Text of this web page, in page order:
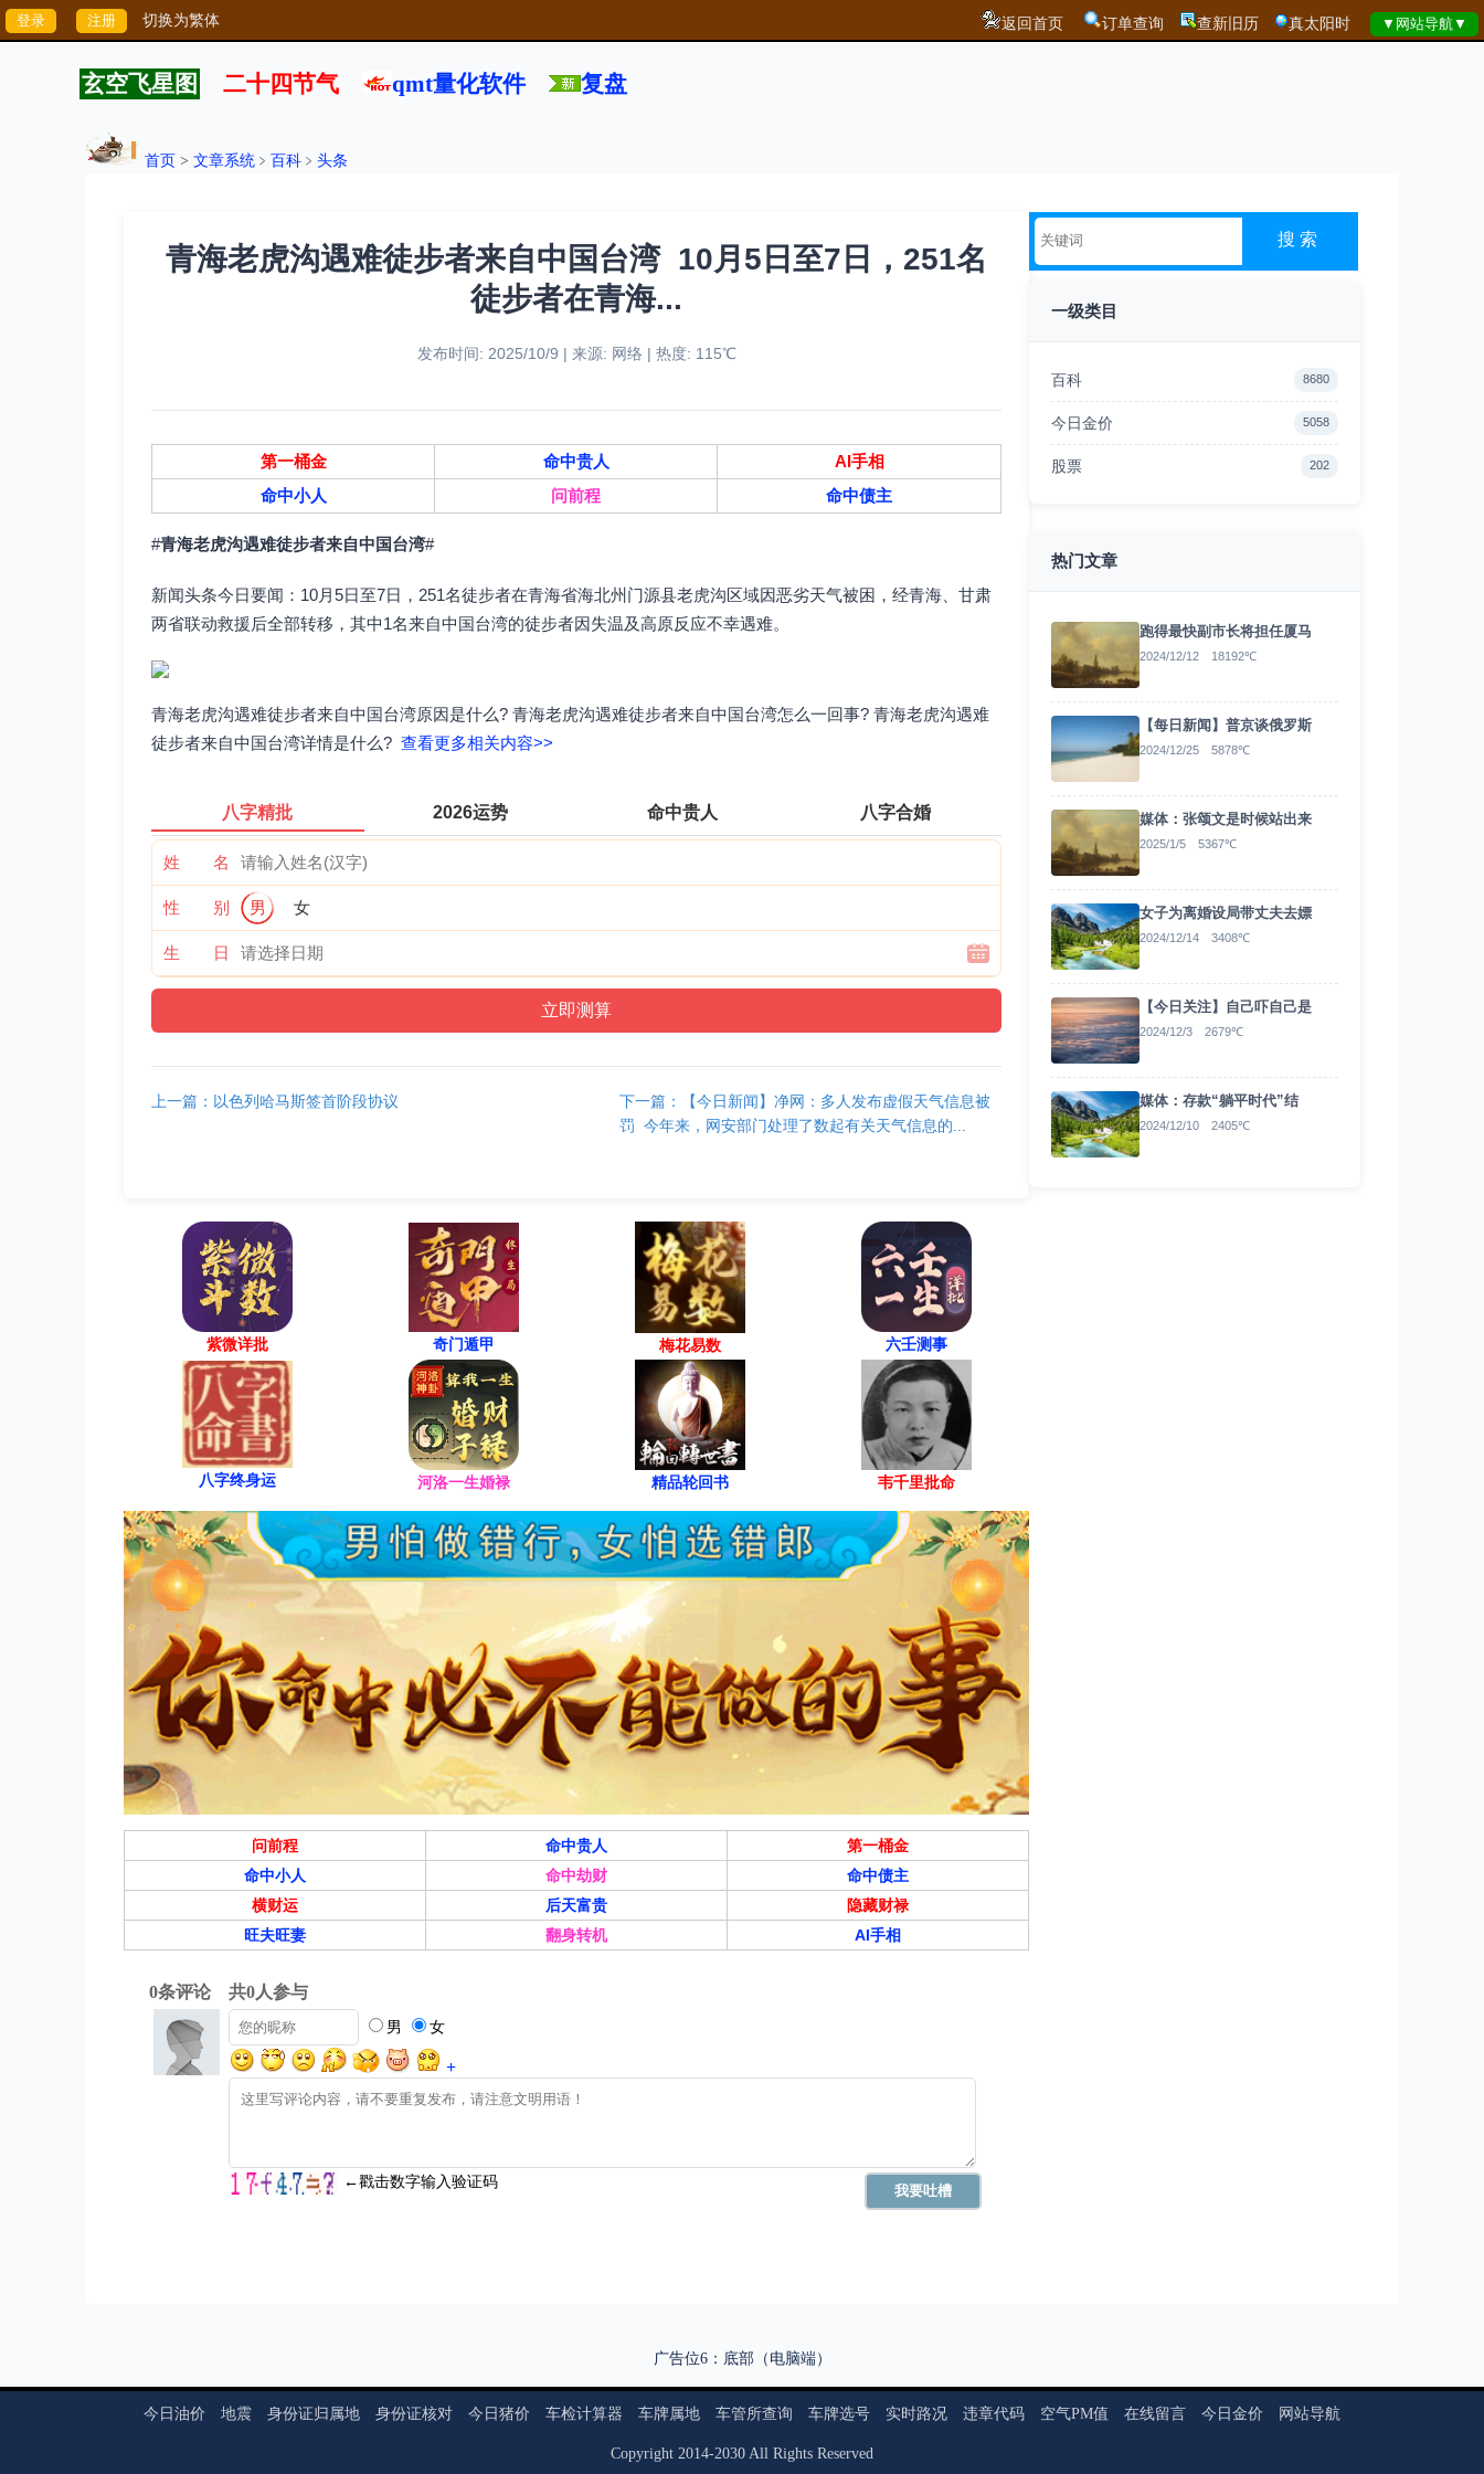
切换为繁体 返回首页 订单查询 查新旧历 真太阳时
玄空飞星图 二十四节气 qmt量化软件 复盘
首页 > 文章系统 ﹥ 百科 ﹥ 头条
青海老虎沟遇难徒步者来自中国台湾 10月5日至7日，251名
徒步者在青海...
发布时间: 2025/10/9 | 来源: 网络 | 热度: 115℃
第一桶金 命中贵人
AI手相
命中小人
问前程 命中债主
#青海老虎沟遇难徒步者来自中国台湾#
新闻头条今日要闻：10月5日至7日，251名徒步者在青海省海北州门源县老虎沟区域因恶劣天气被困，经青海、甘肃
两省联动救援后全部转移，其中1名来自中国台湾的徒步者因失温及高原反应不幸遇难。
青海老虎沟遇难徒步者来自中国台湾原因是什么? 青海老虎沟遇难徒步者来自中国台湾怎么一回事? 青海老虎沟遇难
徒步者来自中国台湾详情是什么? 查看更多相关内容>>
八字精批 2026运势 命中贵人 八字合婚
姓 名
性 别 男 女
生 日
上一篇：以色列哈马斯签首阶段协议
下一篇：【今日新闻】净网：多人发布虚假天气信息被
罚 今年来，网安部门处理了数起有关天气信息的...
紫微详批 奇门遁甲 梅花易数 六壬测事
八字终身运 河洛一生婚禄 精品轮回书 韦千里批命
问前程 命中贵人
第一桶金
命中小人
命中劫财
命中债主
横财运
后天富贵
隐藏财禄
旺夫旺妻
翻身转机 AI手相
一级类目
百科 8680
今日金价 5058
股票 202
热门文章
跑得最快副市长将担任厦马
2024/12/12 18192℃
【每日新闻】普京谈俄罗斯
2024/12/25 5878℃
媒体：张颂文是时候站出来
2025/1/5 5367℃
女子为离婚设局带丈夫去嫖
2024/12/14 3408℃
【今日关注】自己吓自己是
2024/12/3 2679℃
媒体：存款“躺平时代”结
2024/12/10 2405℃
广告位6：底部（电脑端）
今日油价 地震 身份证归属地 身份证核对 今日猪价 车检计算器 车牌属地 车管所查询 车牌选号 实时路况 违章代码 空气PM值 在线留言 今日金价 网站导航
Copyright 2014-2030 All Rights Reserved